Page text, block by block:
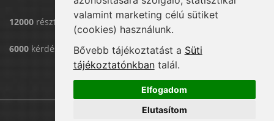
valamint marketing célú sütiket
(cookies) használunk.
Bővebb tájékoztatást a Süti
tájékoztatónkbantalál.
Elfogadom
Elutasítom
12000 résztvevő eddig rendezvényeinken
6000 kérdést válaszoltunk már meg